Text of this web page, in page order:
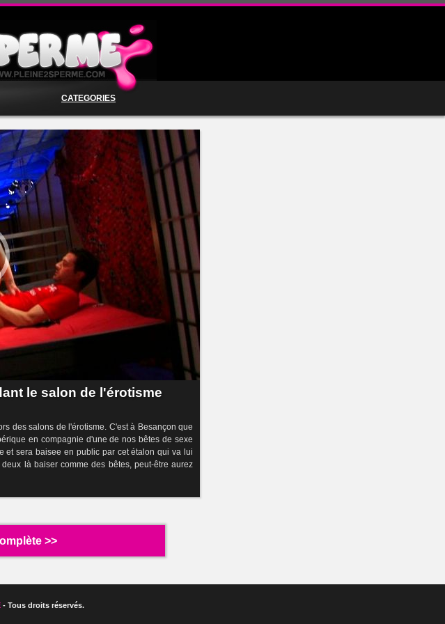
CATEGORIES
le salon de l'érotisme
des salons de l'érotisme. C'est à Besançon que
en compagnie d'une de nos bêtes de sexe
et sera baisee en public par cet étalon qui va lui
là baiser comme des bêtes, peut-être aurez
>>
- Tous droits réservés.